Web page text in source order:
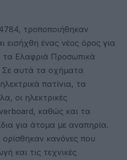
τροποποιήθηκαν
εισήχθη ένας νέος όρος για
τα Ελαφριά Προσωπικά
αυτά τα οχήματα
πατίνια, τα
οι ηλεκτρικές
καθώς και τα
για άτομα με αναπηρία.
κανόνες που
και τις τεχνικές